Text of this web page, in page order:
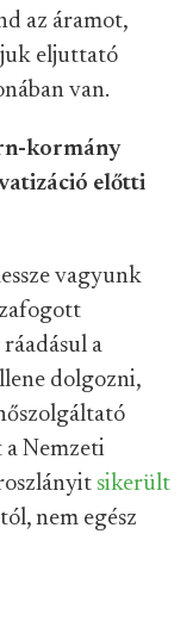
az áramot,
eljuttató
van.
kormány
előtti
vagyunk
a
dolgozni,
a Nemzeti
sikerült
nem egész